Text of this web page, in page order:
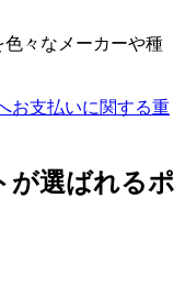
々なメーカーや種
お支払いに関する重
が選ばれるポ